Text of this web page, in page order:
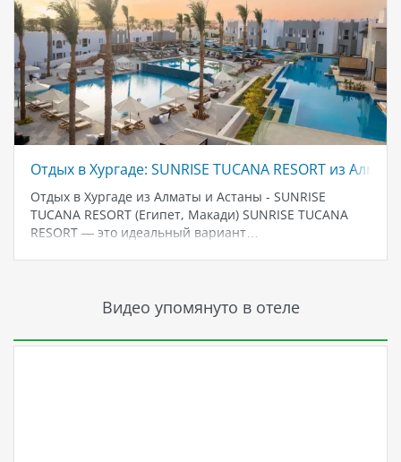
Отдых в Хургаде: SUNRISE TUCANA RESORT из
Отдых в Хургаде из Алматы и Астаны - SUNRISE
TUCANA RESORT (Египет, Макади) SUNRISE TUCANA
RESORT — это идеальный вариант…
Видео упомянуто в отеле